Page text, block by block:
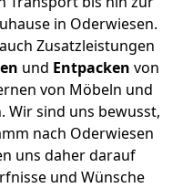
in Oderwiesen.
Zusatzleistungen
und Entpacken von
von Möbeln und
Wir sind uns bewusst,
nach Oderwiesen
uns daher darauf
und Wünsche